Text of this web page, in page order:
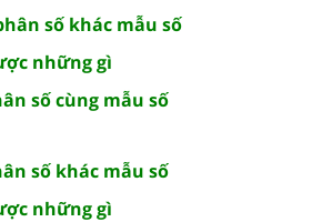
số khác mẫu số
những gì
số cùng mẫu số
số khác mẫu số
những gì